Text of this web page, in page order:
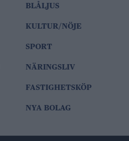
BLÅLJUS
KULTUR/NÖJE
SPORT
NÄRINGSLIV
FASTIGHETSKÖP
NYA BOLAG